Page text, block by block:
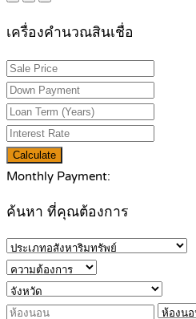
เครื่องคำนวณสินเชื่อ
Calculate
Monthly Payment:
ค้นหา ที่คุณต้องการ